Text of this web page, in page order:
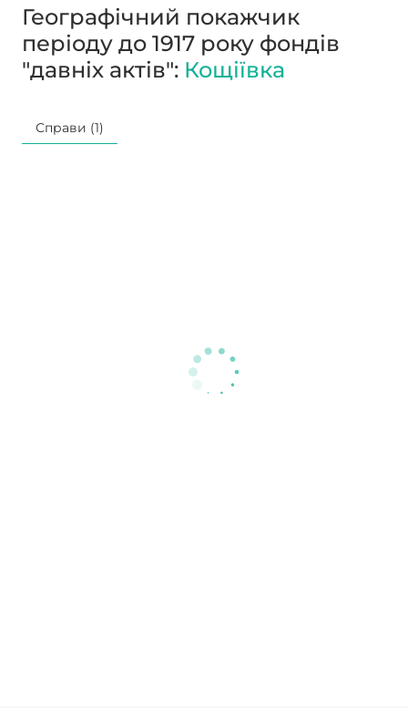
Географічний покажчик
періоду до 1917 року фондів
"давніх актів": Кощіївка
Справи (1)